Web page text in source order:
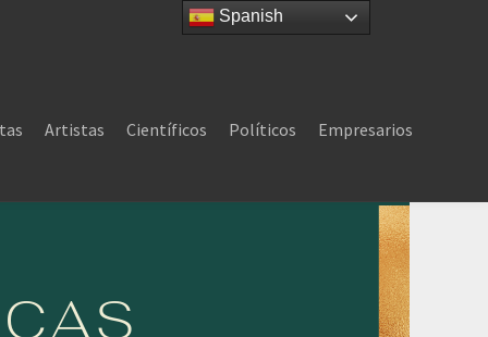
Artistas Científicos Políticos Empresarios
Spanish